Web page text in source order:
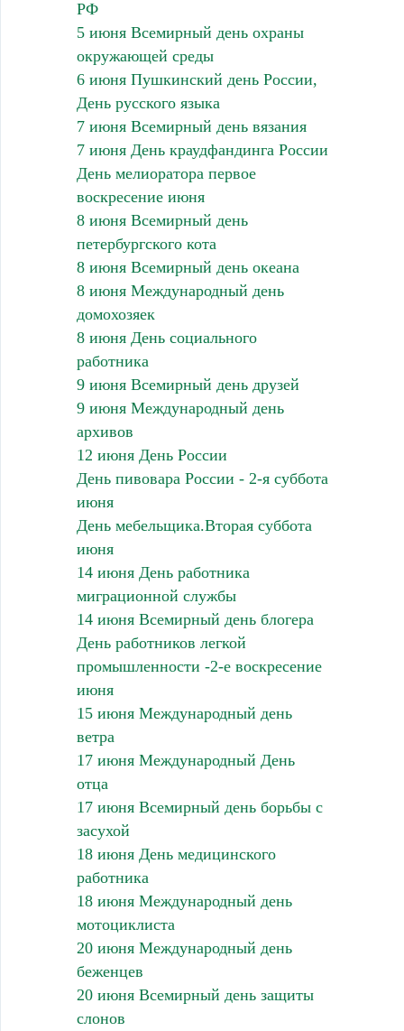
РФ
5 июня Всемирный день охраны
окружающей среды
6 июня Пушкинский день России,
День русского языка
7 июня Всемирный день вязания
7 июня День краудфандинга России
День мелиоратора первое
воскресение июня
8 июня Всемирный день
петербургского кота
8 июня Всемирный день океана
8 июня Международный день
домохозяек
8 июня День социального
работника
9 июня Всемирный день друзей
9 июня Международный день
архивов
12 июня День России
День пивовара России - 2-я суббота
июня
День мебельщика.Вторая суббота
июня
14 июня День работника
миграционной службы
14 июня Всемирный день блогера
День работников легкой
промышленности -2-е воскресение
июня
15 июня Международный день
ветра
17 июня Международный День
отца
17 июня Всемирный день борьбы с
засухой
18 июня День медицинского
работника
18 июня Международный день
мотоциклиста
20 июня Международный день
беженцев
20 июня Всемирный день защиты
слонов